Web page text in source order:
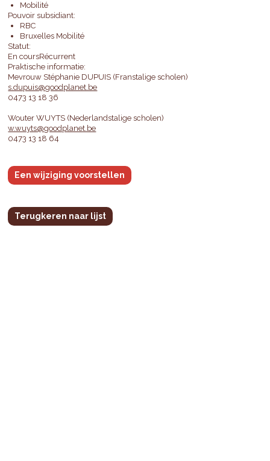
Mobilité
Pouvoir subsidiant:
RBC
Bruxelles Mobilité
Statut:
En coursRécurrent
Praktische informatie:
Mevrouw Stéphanie DUPUIS (Franstalige scholen)
s.dupuis@goodplanet.be
0473 13 18 36
Wouter WUYTS (Nederlandstalige scholen)
w.wuyts@goodplanet.be
0473 13 18 64
Een wijziging voorstellen
Terugkeren naar lijst